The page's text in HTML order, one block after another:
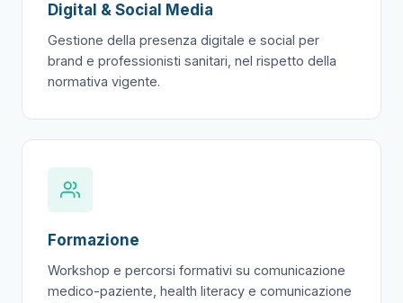
Digital & Social Media
Gestione della presenza digitale e social per
brand e professionisti sanitari, nel rispetto della
normativa vigente.
Formazione
Workshop e percorsi formativi su comunicazione
medico-paziente, health literacy e comunicazione